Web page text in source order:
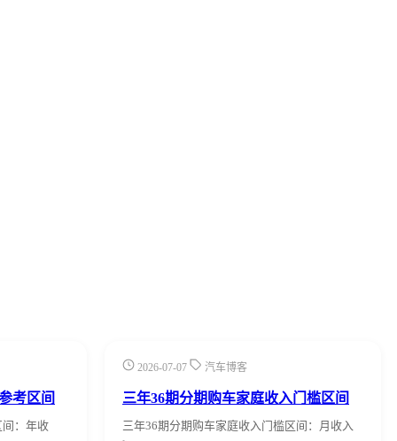
考区间
间：年收
2026-07-07 汽车博客
三年36期分期购车家庭收入门槛区间
三年36期分期购车家庭收入门槛区间：月收入